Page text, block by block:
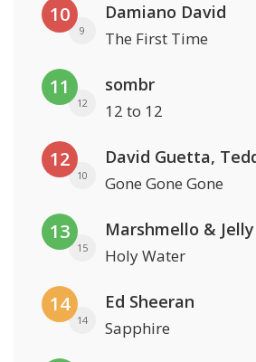
10
9
Damiano David
The First Time
11
12
sombr
12 to 12
12
10 Gone Gone Gone
13
15
Marshmello &
Holy Water
14
14
Ed Sheeran
Sapphire